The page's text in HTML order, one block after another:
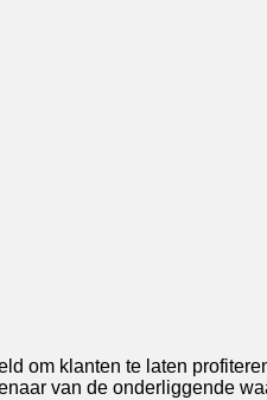
om klanten te laten
van de onderliggende